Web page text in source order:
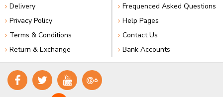
Delivery
Privacy Policy
Terms & Conditions
Return & Exchange
Frequenced Asked Questions
Help Pages
Contact Us
Bank Accounts